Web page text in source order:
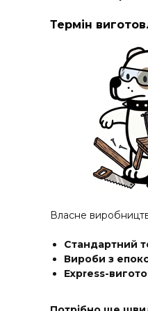
Термін
Власне
Стандартний
Вироби з
Express-